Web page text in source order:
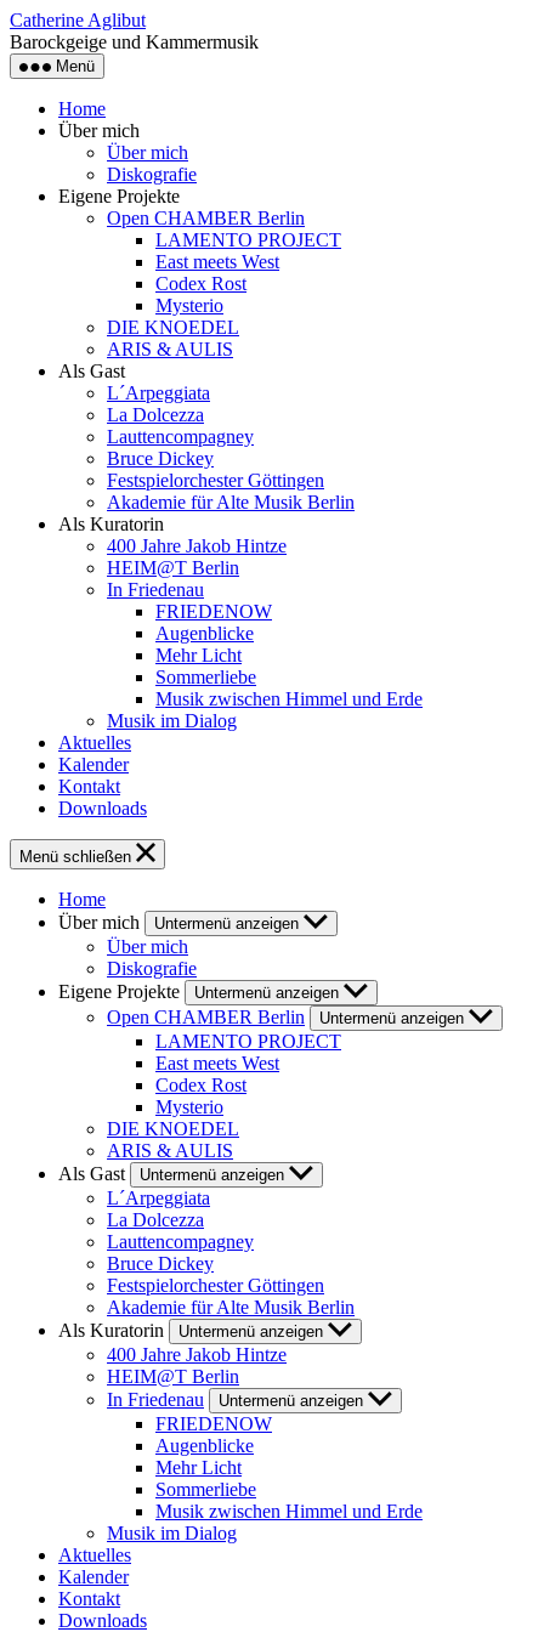
Catherine Aglibut
Barockgeige und Kammermusik
Menü
Home
Über mich
Über mich
Diskografie
Eigene Projekte
Open CHAMBER Berlin
LAMENTO PROJECT
East meets West
Codex Rost
Mysterio
DIE KNOEDEL
ARIS & AULIS
Als Gast
L´Arpeggiata
La Dolcezza
Lauttencompagney
Bruce Dickey
Festspielorchester Göttingen
Akademie für Alte Musik Berlin
Als Kuratorin
400 Jahre Jakob Hintze
HEIM@T Berlin
In Friedenau
FRIEDENOW
Augenblicke
Mehr Licht
Sommerliebe
Musik zwischen Himmel und Erde
Musik im Dialog
Aktuelles
Kalender
Kontakt
Downloads
Menü schließen
Home
Über mich
Untermenü anzeigen
Über mich
Diskografie
Eigene Projekte
Untermenü anzeigen
Open CHAMBER Berlin Untermenü anzeigen
LAMENTO PROJECT
East meets West
Codex Rost
Mysterio
DIE KNOEDEL
ARIS & AULIS
Als Gast
Untermenü anzeigen
L´Arpeggiata
La Dolcezza
Lauttencompagney
Bruce Dickey
Festspielorchester Göttingen
Akademie für Alte Musik Berlin
Als Kuratorin
Untermenü anzeigen
400 Jahre Jakob Hintze
HEIM@T Berlin
In Friedenau
Untermenü anzeigen
FRIEDENOW
Augenblicke
Mehr Licht
Sommerliebe
Musik zwischen Himmel und Erde
Musik im Dialog
Aktuelles
Kalender
Kontakt
Downloads